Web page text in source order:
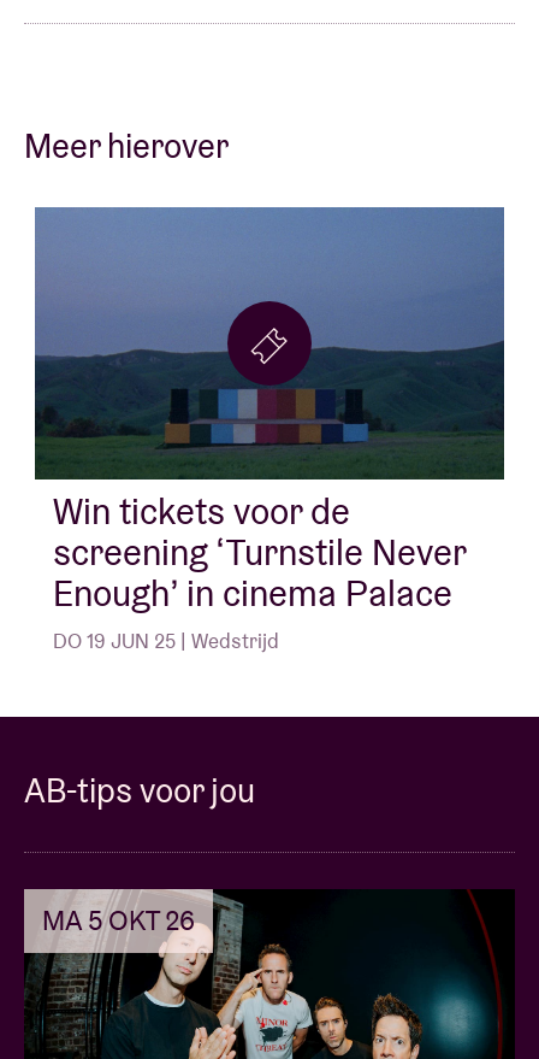
Meer hierover
Win tickets voor de
screening ‘Turnstile Never
Enough’ in cinema Palace
DO 19 JUN 25 | Wedstrijd
AB-tips voor jou
MA 5 OKT 26